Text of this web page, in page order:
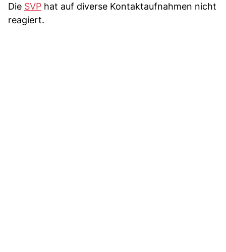
Die SVP hat auf diverse Kontaktaufnahmen nicht
reagiert.